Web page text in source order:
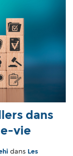
dans
vie
dans Les